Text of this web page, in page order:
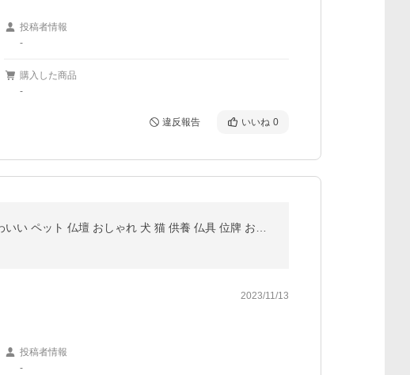
投稿者情報
-
購入した商品
-
違反報告 いいね 0
2023/11/13
投稿者情報
-